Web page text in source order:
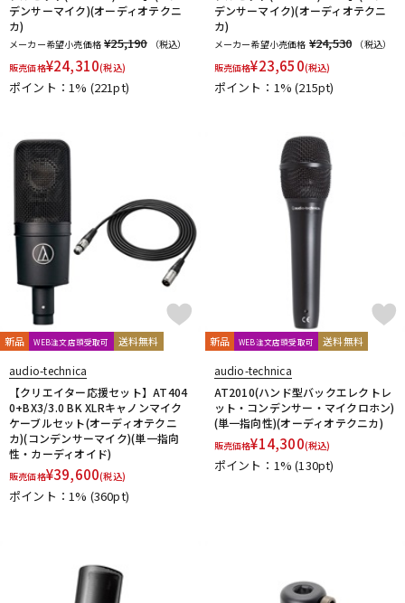
デンサーマイク)(オーディオテクニ
カ)
メーカー希望小売価格 ¥25,190
（税込）
販売価格¥24,310(税込)
ポイント：1% (221pt)
デンサーマイク)(オーディオテクニ
カ)
メーカー希望小売価格 ¥24,530
（税込）
販売価格¥23,650(税込)
ポイント：1%(215pt)
新品 WEB注文店頭受取可 送料無料
audio-technica
【クリエイター応援セット】AT404
0+BX3/3.0 BK XLRキャノンマイク
ケーブルセット(オーディオテクニ
カ)(コンデンサーマイク)(単一指向
性・カーディオイド)
販売価格¥39,600(税込)
ポイント：1% (360pt)
新品 WEB注文店頭受取可 送料無料
audio-technica
AT2010(ハンド型バックエレクトレ
ット・コンデンサー・マイクロホン)
(単一指向性)(オーディオテクニカ)
販売価格¥14,300(税込)
ポイント：1%(130pt)